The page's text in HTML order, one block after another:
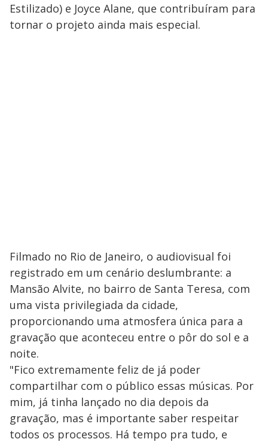
Estilizado) e Joyce Alane, que contribuíram para
tornar o projeto ainda mais especial.
Filmado no Rio de Janeiro, o audiovisual foi
registrado em um cenário deslumbrante: a
Mansão Alvite, no bairro de Santa Teresa, com
uma vista privilegiada da cidade,
proporcionando uma atmosfera única para a
gravação que aconteceu entre o pôr do sol e a
noite.
"Fico extremamente feliz de já poder
compartilhar com o público essas músicas. Por
mim, já tinha lançado no dia depois da
gravação, mas é importante saber respeitar
todos os processos. Há tempo pra tudo, e